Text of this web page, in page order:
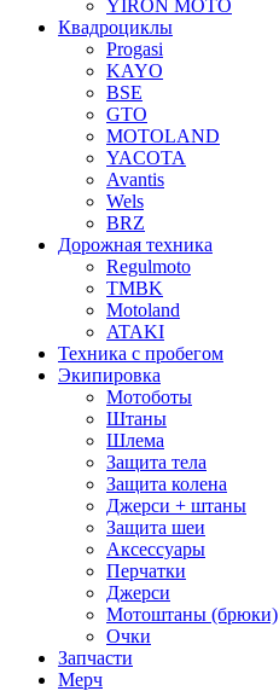
YIRON MOTO
Квадроциклы
Progasi
KAYO
BSE
GTO
MOTOLAND
YACOTA
Avantis
Wels
BRZ
Дорожная техника
Regulmoto
TMBK
Motoland
ATAKI
Техника с пробегом
Экипировка
Мотоботы
Штаны
Шлема
Защита тела
Защита колена
Джерси + штаны
Защита шеи
Аксессуары
Перчатки
Джерси
Мотоштаны (брюки)
Очки
Запчасти
Мерч